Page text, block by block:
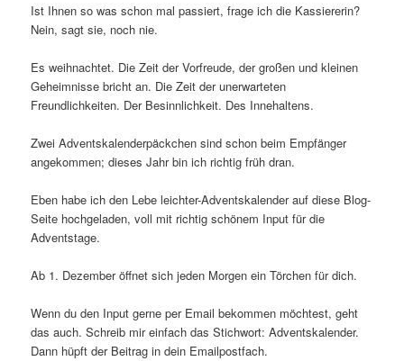
Ist Ihnen so was schon mal passiert, frage ich die Kassiererin?
Nein, sagt sie, noch nie.
Es weihnachtet. Die Zeit der Vorfreude, der großen und kleinen
Geheimnisse bricht an. Die Zeit der unerwarteten
Freundlichkeiten. Der Besinnlichkeit. Des Innehaltens.
Zwei Adventskalenderpäckchen sind schon beim Empfänger
angekommen; dieses Jahr bin ich richtig früh dran.
Eben habe ich den Lebe leichter-Adventskalender auf diese Blog-
Seite hochgeladen, voll mit richtig schönem Input für die
Adventstage.
Ab 1. Dezember öffnet sich jeden Morgen ein Törchen für dich.
Wenn du den Input gerne per Email bekommen möchtest, geht
das auch. Schreib mir einfach das Stichwort: Adventskalender.
Dann hüpft der Beitrag in dein Emailpostfach.